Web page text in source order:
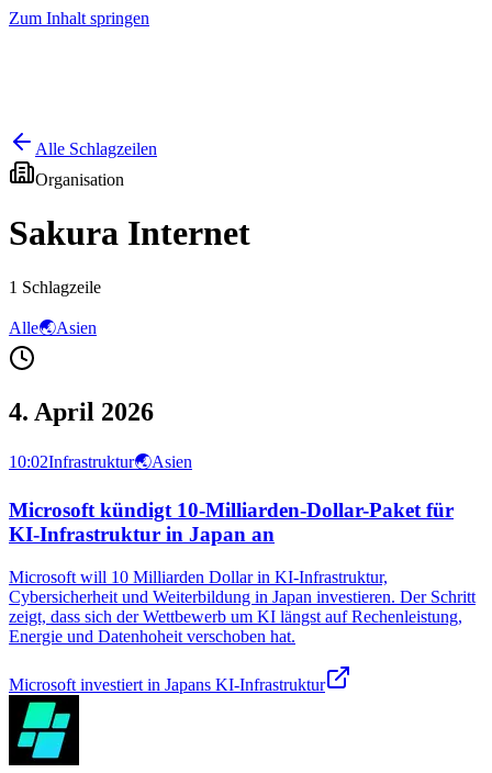
Zum Inhalt springen
Alle Schlagzeilen
Organisation
Sakura Internet
1 Schlagzeile
Alle🌏Asien
4. April 2026
10:02Infrastruktur🌏Asien
Microsoft kündigt 10-Milliarden-Dollar-Paket für
KI-Infrastruktur in Japan an
Microsoft will 10 Milliarden Dollar in KI-Infrastruktur,
Cybersicherheit und Weiterbildung in Japan investieren. Der Schritt
zeigt, dass sich der Wettbewerb um KI längst auf Rechenleistung,
Energie und Datenhoheit verschoben hat.
Microsoft investiert in Japans KI-Infrastruktur